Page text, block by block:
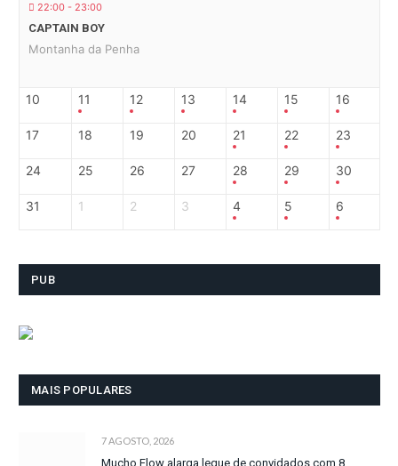
22:00 - 23:00
CAPTAIN BOY
Montanha da Penha
10 11 12 13 14 15 16
17 18 19 20 21 22 23
24 25 26 27 28 29 30
31 1 2 3 4 5 6
PUB
MAIS POPULARES
7 AGOSTO, 2026
Mucho Flow alarga leque de convidados com 8